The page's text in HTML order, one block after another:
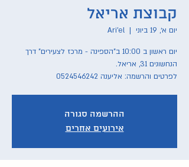
קבוצת אריאל
יום א׳, 19 ביוני
  |
Ari'el
יום ראשון ב 10:00 ב"הספינה - מרכז לצעירים" דרך
לפרטים והרשמה: אליענה 0524546242
ההרשמה סגורה
אירועים אחרים